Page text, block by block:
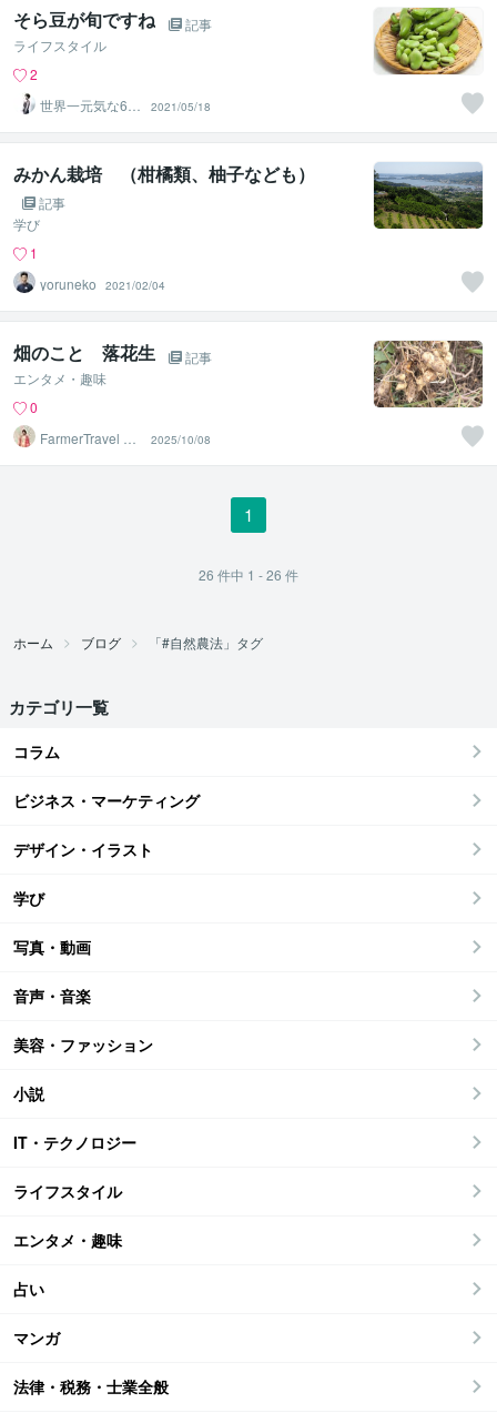
そら豆が旬ですね
記事
ライフスタイル
2
世界一元気な60
歳♪ 藤野もえ
2021/05/18
みかん栽培 （柑橘類、柚子なども）
記事
学び
1
yoruneko
2021/02/04
畑のこと 落花生
記事
エンタメ・趣味
0
FarmerTravel cre
2025/10/08
1
26 件中 1 - 26 件
ホーム ブログ 「#自然農法」タグ
カテゴリ一覧
コラム
ビジネス・マーケティング
デザイン・イラスト
学び
写真・動画
音声・音楽
美容・ファッション
小説
IT・テクノロジー
ライフスタイル
エンタメ・趣味
占い
マンガ
法律・税務・士業全般